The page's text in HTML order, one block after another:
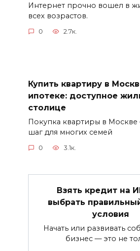
Интернет прочно вошел в
всех возрастов.
0 2.7к.
Купить квартиру в
ипотеке: доступное
столице
Покупка квартиры в
шаг для многих семей
0 3.1к.
Взять кредит на
выбрать
условия
Начать или развивать
бизнес — это не